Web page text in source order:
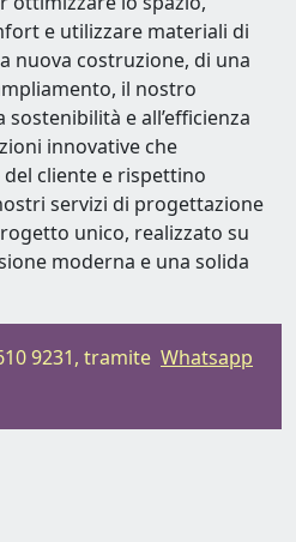
e utilizzare materiali di
nuova costruzione, di una
il nostro
e all’efficienza
innovative che
cliente e rispettino
servizi di progettazione
unico, realizzato su
moderna e una solida
9231, tramite Whatsapp